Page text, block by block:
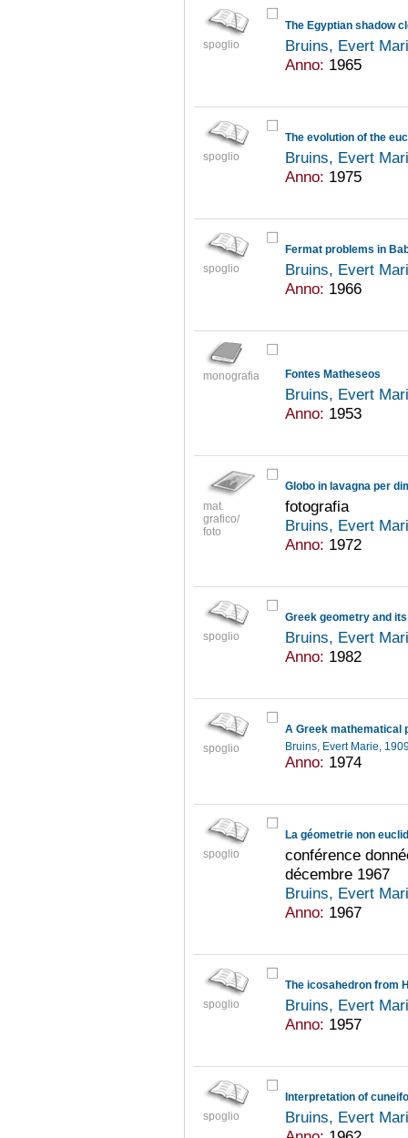
spoglio
The Egyptian shadow
Bruins, Evert
Anno: 1965
spoglio
The evolution of the
Bruins, Evert
Anno: 1975
spoglio
Fermat problems in
Bruins, Evert
Anno: 1966
monografia Fontes Matheseos
Bruins, Evert
Anno: 1953
mat.
grafico/
foto
Globo in lavagna per
fotografia
Bruins, Evert
Anno: 1972
spoglio
Greek geometry and
Bruins, Evert
Anno: 1982
spoglio
A Greek mathematical
Bruins, Evert Marie,
Anno: 1974
spoglio
La géometrie non
conférence
décembre 1967
Bruins, Evert
Anno: 1967
spoglio
The icosahedron from
Bruins, Evert
Anno: 1957
spoglio
Interpretation of
Bruins, Evert